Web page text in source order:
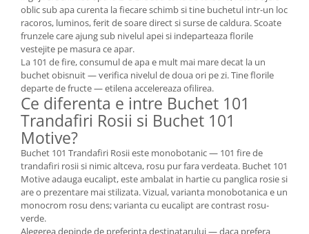
oblic sub apa curenta la fiecare schimb si tine buchetul intr-un loc
racoros, luminos, ferit de soare direct si surse de caldura. Scoate
frunzele care ajung sub nivelul apei si indeparteaza florile
vestejite pe masura ce apar.
La 101 de fire, consumul de apa e mult mai mare decat la un
buchet obisnuit — verifica nivelul de doua ori pe zi. Tine florile
departe de fructe — etilena accelereaza ofilirea.
Ce diferenta e intre Buchet 101
Trandafiri Rosii si Buchet 101
Motive?
Buchet 101 Trandafiri Rosii este monobotanic — 101 fire de
trandafiri rosii si nimic altceva, rosu pur fara verdeata. Buchet 101
Motive adauga eucalipt, este ambalat in hartie cu panglica rosie si
are o prezentare mai stilizata. Vizual, varianta monobotanica e un
monocrom rosu dens; varianta cu eucalipt are contrast rosu-
verde.
Alegerea depinde de preferinta destinatarului — daca prefera